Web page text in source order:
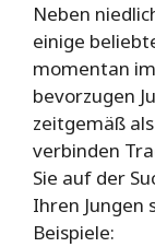
Neben
einige
momentan
bevorzugen
zeitgemäß
verbinden
Sie auf der
Ihren Jungen
Beispiele: